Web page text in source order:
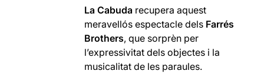
La Cabuda recupera aquest
meravellós espectacle dels Farrés
Brothers, que sorprèn per
l’expressivitat dels objectes i la
musicalitat de les paraules.